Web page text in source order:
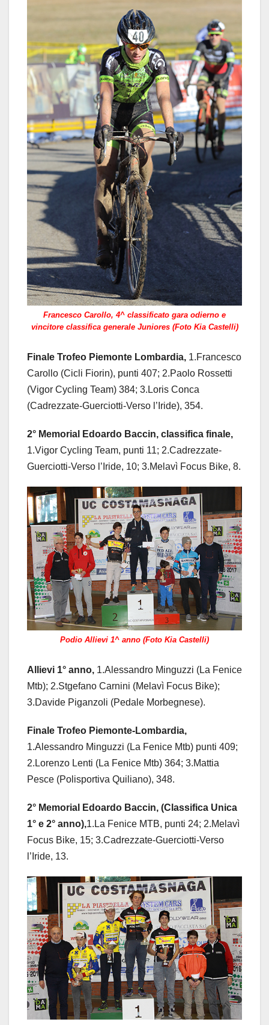
Francesco Carollo, 4^ classificato gara odierno e
vincitore classifica generale Juniores (Foto Kia Castelli)
Finale Trofeo Piemonte Lombardia, 1.Francesco
Carollo (Cicli Fiorin), punti 407; 2.Paolo Rossetti
(Vigor Cycling Team) 384; 3.Loris Conca
(Cadrezzate-Guerciotti-Verso l’Iride), 354.
2° Memorial Edoardo Baccin, classifica finale,
1.Vigor Cycling Team, punti 11; 2.Cadrezzate-
Guerciotti-Verso l’Iride, 10; 3.Melavì Focus Bike, 8.
Podio Allievi 1^ anno (Foto Kia Castelli)
Allievi 1° anno, 1.Alessandro Minguzzi (La Fenice
Mtb); 2.Stgefano Carnini (Melavì Focus Bike);
3.Davide Piganzoli (Pedale Morbegnese).
Finale Trofeo Piemonte-Lombardia,
1.Alessandro Minguzzi (La Fenice Mtb) punti 409;
2.Lorenzo Lenti (La Fenice Mtb) 364; 3.Mattia
Pesce (Polisportiva Quiliano), 348.
2° Memorial Edoardo Baccin, (Classifica Unica
1° e 2° anno),1.La Fenice MTB, punti 24; 2.Melavì
Focus Bike, 15; 3.Cadrezzate-Guerciotti-Verso
l’Iride, 13.